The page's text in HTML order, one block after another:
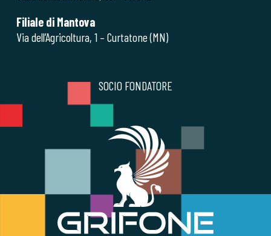
Filiale di Mantova
Via dell’Agricoltura, 1 – Curtatone (MN)
SOCIO FONDATORE